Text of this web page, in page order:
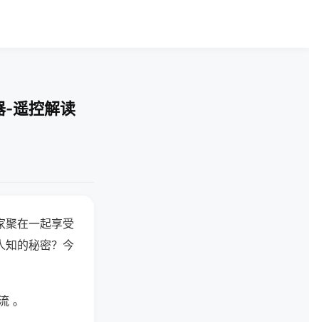
-遥控解读
聚在一起享受
知的秘密？今
。